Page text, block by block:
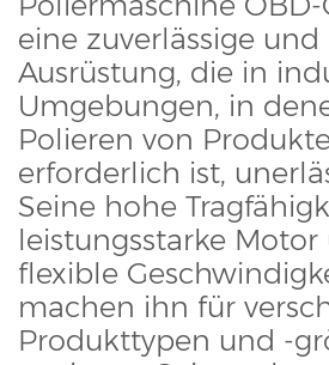
eine zuverlässige
Ausrüstung, die in
Umgebungen, in
Polieren von
erforderlich ist,
Seine hohe
leistungsstarke
flexible
machen ihn für
Produkttypen und -